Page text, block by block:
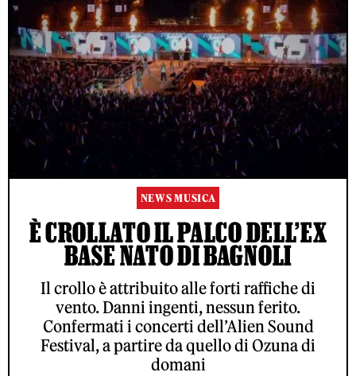
NEWS MUSICA
È CROLLATO IL PALCO DELL’EX
BASE NATO DI BAGNOLI
Il crollo è attribuito alle forti raffiche di
vento. Danni ingenti, nessun ferito.
Confermati i concerti dell’Alien Sound
Festival, a partire da quello di Ozuna di
domani